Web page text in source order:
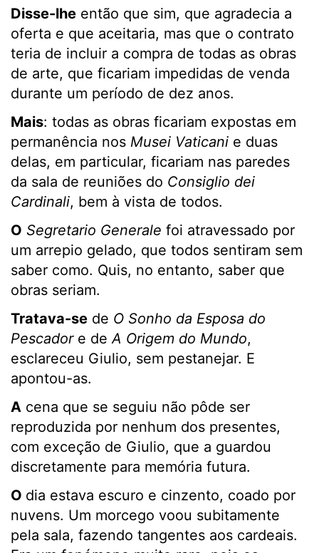
Disse-lhe então que sim, que agradecia a
oferta e que aceitaria, mas que o contrato
teria de incluir a compra de todas as obras
de arte, que ficariam impedidas de venda
durante um período de dez anos.
Mais: todas as obras ficariam expostas em
permanência nos Musei Vaticani e duas
delas, em particular, ficariam nas paredes
da sala de reuniões do Consiglio dei
Cardinali, bem à vista de todos.
O Segretario Generale foi atravessado por
um arrepio gelado, que todos sentiram sem
saber como. Quis, no entanto, saber que
obras seriam.
Tratava-se de O Sonho da Esposa do
Pescadore deA Origem do Mundo,
esclareceu Giulio, sem pestanejar. E
apontou-as.
A cena que se seguiu não pôde ser
reproduzida por nenhum dos presentes,
com exceção de Giulio, que a guardou
discretamente para memória futura.
O dia estava escuro e cinzento, coado por
nuvens. Um morcego voou subitamente
pela sala, fazendo tangentes aos cardeais.